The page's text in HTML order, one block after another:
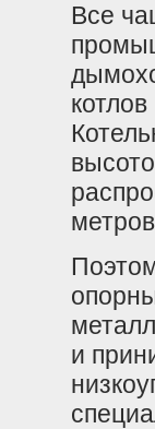
Все
и